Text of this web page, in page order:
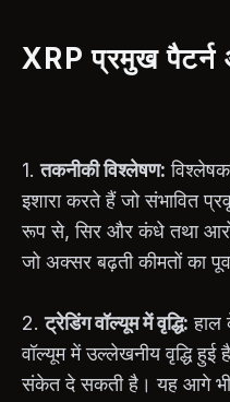
XRP प्रमुख
1.तकनीकी विश्लेषण:
इशारा करते हैं जो संभावित
रूप से, सिर और कंधे तथा
जो अक्सर बढ़ती कीमतों का
2.ट्रेडिंग वॉल्यूम में वृद्धि: हाल
वॉल्यूम में उल्लेखनीय वृद्धि हुई
संकेत दे सकती है। यह आगे भी